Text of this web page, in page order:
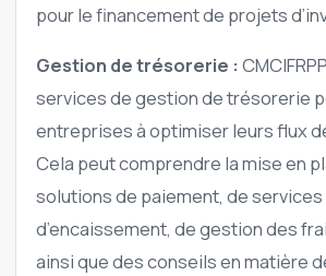
pour le financement de projets
Gestion de trésorerie :
services de gestion de trésorerie
entreprises à optimiser leurs flux
Cela peut comprendre la mise en
solutions de paiement, de services
d’encaissement, de gestion des
ainsi que des conseils en matière